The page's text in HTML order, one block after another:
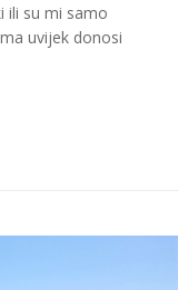
ili su mi samo
uvijek donosi